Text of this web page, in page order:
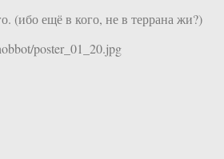
(ибо ещё в кого, не в террана жи?)
poster_01_20.jpg